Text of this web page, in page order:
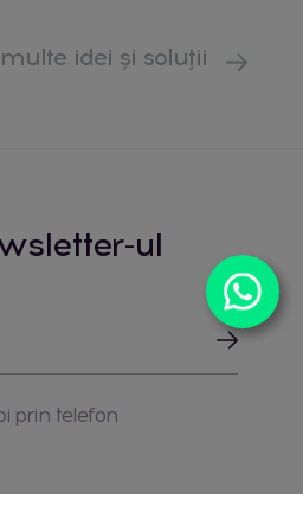
idei și soluții
ul
prin telefon